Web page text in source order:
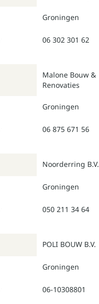
Groningen
06 302 301 62
Malone Bouw &
Renovaties
Groningen
06 875 671 56
Noorderring B.V.
Groningen
050 211 34 64
POLI BOUW B.V.
Groningen
06-10308801